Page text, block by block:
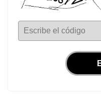
Escribe el código